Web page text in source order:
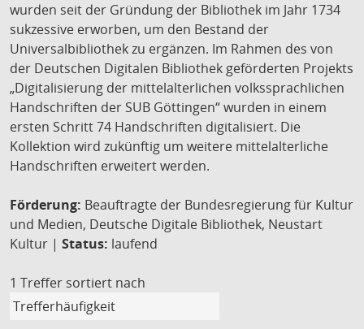
wurden seit der Gründung der Bibliothek im Jahr 1734
sukzessive erworben, um den Bestand der
Universalbibliothek zu ergänzen. Im Rahmen des von
der Deutschen Digitalen Bibliothek geförderten Projekts
„Digitalisierung der mittelalterlichen volkssprachlichen
Handschriften der SUB Göttingen“ wurden in einem
ersten Schritt 74 Handschriften digitalisiert. Die
Kollektion wird zukünftig um weitere mittelalterliche
Handschriften erweitert werden.
Förderung: Beauftragte der Bundesregierung für Kultur
und Medien, Deutsche Digitale Bibliothek, Neustart
Kultur | Status: laufend
1 Treffer sortiert nach